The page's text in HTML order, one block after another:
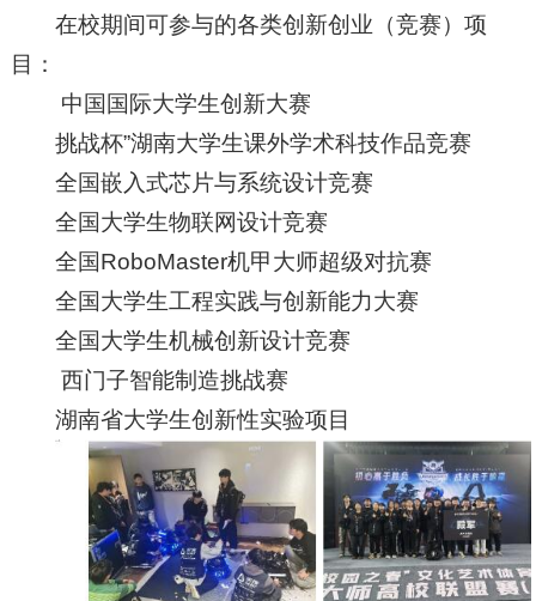
在校期间可参与的各类创新创业（竞赛）项
目：
中国国际大学生创新大赛
挑战杯”湖南大学生课外学术科技作品竞赛
全国嵌入式芯片与系统设计竞赛
全国大学生物联网设计竞赛
全国RoboMaster机甲大师超级对抗赛
全国大学生工程实践与创新能力大赛
全国大学生机械创新设计竞赛
西门子智能制造挑战赛
湖南省大学生创新性实验项目